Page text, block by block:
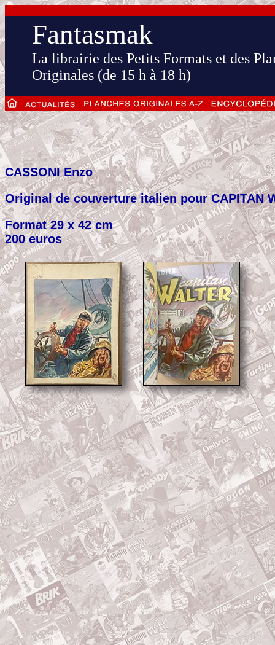
Fantasmak
La librairie des Petits Formats et des
Originales (de 15 h à 18 h)
CASSONI Enzo
Original de couverture italien pour CAPITAN
Format 29 x 42 cm
200 euros